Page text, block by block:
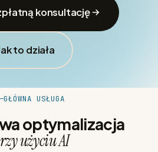
konsultację
to działa
GŁÓWNA USŁUGA
optymalizacja
użyciu AI